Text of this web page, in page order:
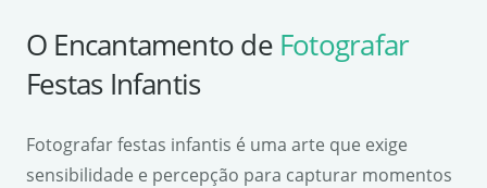
O Encantamento de Fotografar
Festas Infantis
Fotografar festas infantis é uma arte que exige
sensibilidade e percepção para capturar momentos